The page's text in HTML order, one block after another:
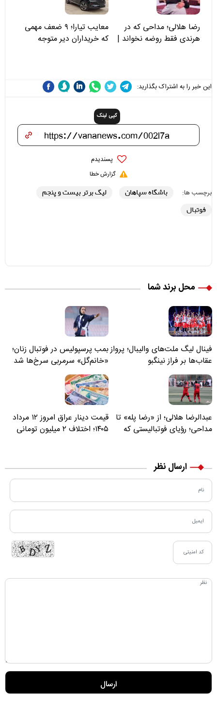
رضا هلالی؛ مداحی که در
هرندی فقط روضه نخواند |
معایب تیارا؛ ۹ ضعف مهمی
که خریداران دیر متوجه
این خبر را به اشتراک بگذارید:
کپی لینک
پسندیدم
گزارش خطا
برچسب ها: باشگاه سپاهان
لیگ برتر بیست و پنجم
فوتبال
محل برند شما
فینال لیگ ملت‌های والیبال؛ پرواز
عقاب‌ها بر فراز نینگبو
بمب پرسپولیس در فوتبال زنان؛
«خانم‌گل» سرمربی سرخ‌ها شد
عبدالرضا هلالی؛ از «رضا پله» تا
مداحی؛ رؤیای فوتبالیستی که
قیمت دینار عراق امروز ۱۲ مرداد
۱۴۰۵؛ اختلاف ۲ میلیون تومانی
ارسال نظر